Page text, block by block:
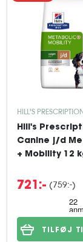
HILL'S
Hill's
Canine j/d
+ Mobility 12
721:- (759:-)
TILFØJ